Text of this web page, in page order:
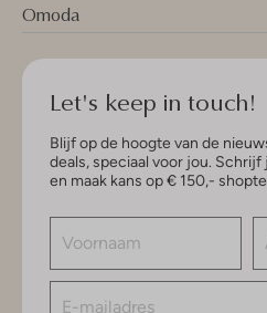
Omoda
Let's keep in touch!
Blijf op de hoogte van de
deals, speciaal voor jou.
en maak kans op € 150,-